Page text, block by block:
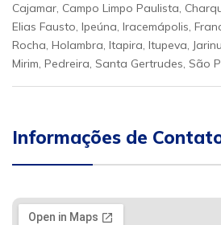
Cajamar, Campo Limpo Paulista,
Elias Fausto, Ipeúna, Iracemápolis,
Rocha, Holambra, Itapira, Itupeva,
Mirim, Pedreira, Santa Gertrudes, São
Informações de